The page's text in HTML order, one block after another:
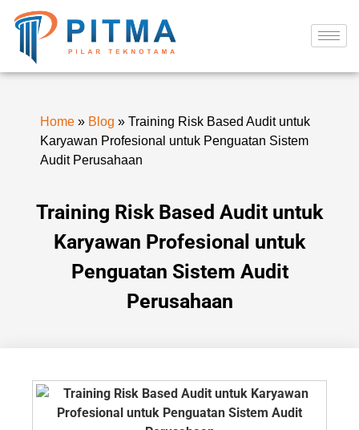
Home » Blog » Training Risk Based Audit untuk
Karyawan Profesional untuk Penguatan Sistem
Audit Perusahaan
Training Risk Based Audit untuk
Karyawan Profesional untuk
Penguatan Sistem Audit
Perusahaan